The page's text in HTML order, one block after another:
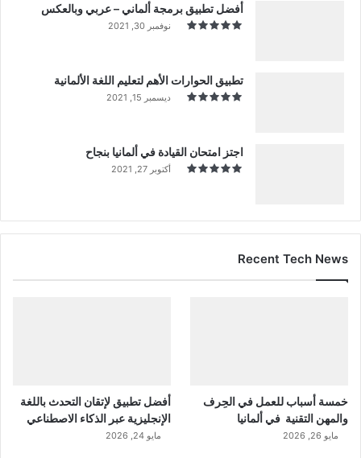
أفضل تطبيق برمجة ألماني – عربي وبالعكس
نوفمبر 30, 2021
تطبيق الحوارات الأهم لتعليم اللغة الألمانية
ديسمبر 15, 2021
اجتز امتحان القيادة في ألمانيا بنجاح
أكتوبر 27, 2021
Recent Tech News
خمسة أسباب للعمل في الحِرف
والمهن التقنية في ألمانيا
مايو 26, 2026
أفضل تطبيق لإتقان التحدث باللغة
الإنجليزية عبر الذكاء الاصطناعي
مايو 24, 2026